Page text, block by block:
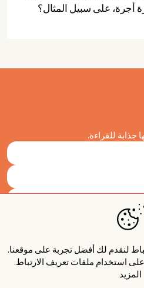
أجرة، على سبيل المثال؟
جذابة للقراءة.
لنقدم لك أفضل تجربة على موقعنا.
استخدام ملفات تعريف الارتباط.
المزيد